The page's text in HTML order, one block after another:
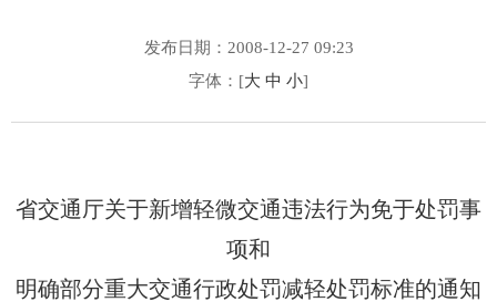
发布日期：2008-12-27 09:23
字体：[大 中 小]
省交通厅关于新增轻微交通违法行为免于处罚事
项和
明确部分重大交通行政处罚减轻处罚标准的通知